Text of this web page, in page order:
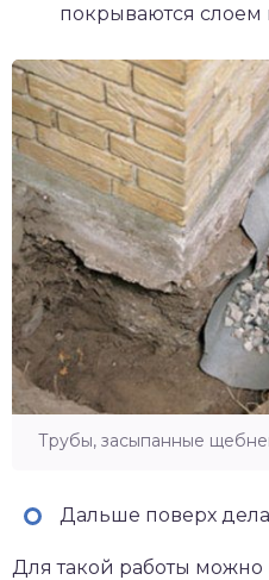
покрываются слоем
Трубы, засыпанные
Дальше поверх
Для такой работы можно